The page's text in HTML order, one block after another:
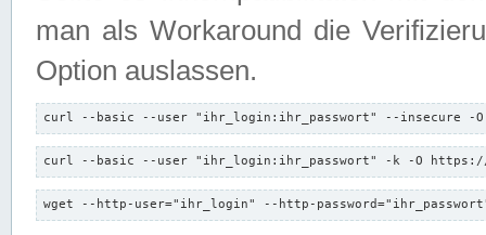
man als Workaround die
Option auslassen.
curl --basic --user "ihr_login:ihr_passwort" --insecure -
curl --basic --user "ihr_login:ihr_passwort" -k -O
wget --http-user="ihr_login" --http-